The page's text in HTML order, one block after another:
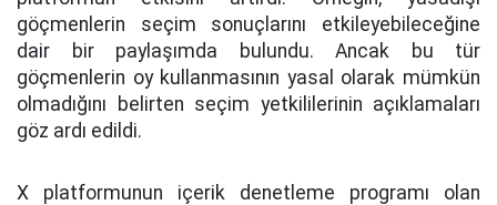
göçmenlerin seçim sonuçlarını etkileyebileceğine
dair bir paylaşımda bulundu. Ancak bu tür
göçmenlerin oy kullanmasının yasal olarak mümkün
olmadığını belirten seçim yetkililerinin açıklamaları
göz ardı edildi.
X platformunun içerik denetleme programı olan